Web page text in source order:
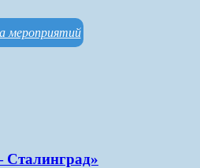
мероприятий